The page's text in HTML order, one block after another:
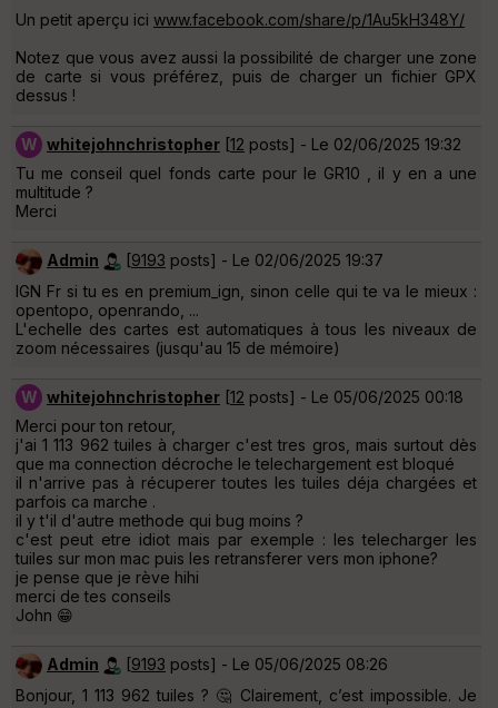
Un petit aperçu ici www.facebook.com/share/p/1Au5kH348Y/
Notez que vous avez aussi la possibilité de charger une zone
de carte si vous préférez, puis de charger un fichier GPX
dessus !
W whitejohnchristopher [12 posts] - Le 02/06/2025 19:32
Tu me conseil quel fonds carte pour le GR10 , il y en a une
multitude ?
Merci
Admin [9193 posts] - Le 02/06/2025 19:37
IGN Fr si tu es en premium_ign, sinon celle qui te va le mieux :
opentopo, openrando, ...
L'echelle des cartes est automatiques à tous les niveaux de
zoom nécessaires (jusqu'au 15 de mémoire)
W whitejohnchristopher [12 posts] - Le 05/06/2025 00:18
Merci pour ton retour,
j'ai 1 113 962 tuiles à charger c'est tres gros, mais surtout dès
que ma connection décroche le telechargement est bloqué
il n'arrive pas à récuperer toutes les tuiles déja chargées et
parfois ca marche .
il y t'il d'autre methode qui bug moins ?
c'est peut etre idiot mais par exemple : les telecharger les
tuiles sur mon mac puis les retransferer vers mon iphone?
je pense que je rève hihi
merci de tes conseils
John 😁
Admin [9193 posts] - Le 05/06/2025 08:26
Bonjour, 1 113 962 tuiles ? 🤔 Clairement, c’est impossible. Je